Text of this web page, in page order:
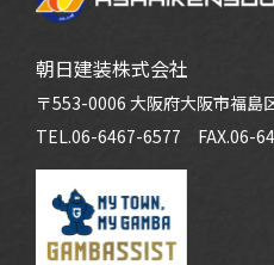
朝日建装株式会社
〒553-0006 大阪府大阪市福島
TEL.06-6467-6577 FAX.06-